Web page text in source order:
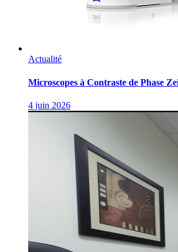
Actualité
Microscopes à Contraste de Phase
4 juin 2026